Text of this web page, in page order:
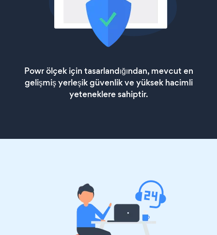
Powr ölçek için tasarlandığından, mevcut en
gelişmiş yerleşik güvenlik ve yüksek hacimli
yeteneklere sahiptir.